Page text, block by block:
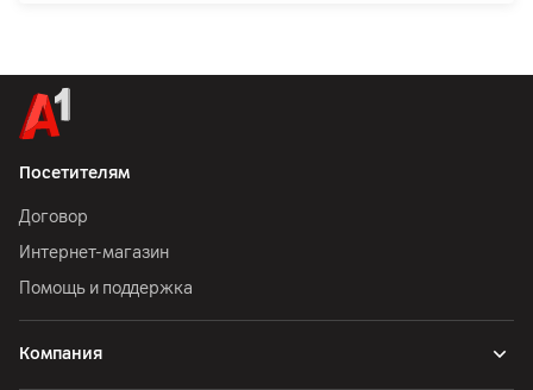
Посетителям
Договор
Интернет-магазин
Помощь и поддержка
Компания